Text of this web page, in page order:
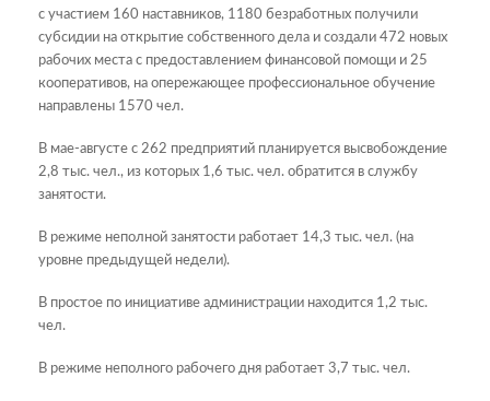
с участием 160 наставников, 1180 безработных получили
субсидии на открытие собственного дела и создали 472 новых
рабочих места с предоставлением финансовой помощи и 25
кооперативов, на опережающее профессиональное обучение
направлены 1570 чел.
В мае-августе с 262 предприятий планируется высвобождение
2,8 тыс. чел., из которых 1,6 тыс. чел. обратится в службу
занятости.
В режиме неполной занятости работает 14,3 тыс. чел. (на
уровне предыдущей недели).
В простое по инициативе администрации находится 1,2 тыс.
чел.
В режиме неполного рабочего дня работает 3,7 тыс. чел.